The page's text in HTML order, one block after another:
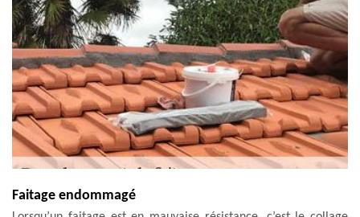
Faitage endommagé